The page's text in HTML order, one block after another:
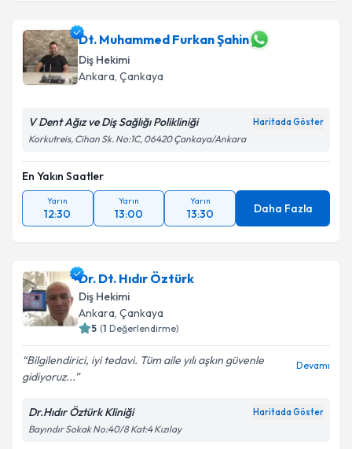
takvim hazırlandığında e-posta ile bilgilendireceğiz.
E-posta Adresiniz
Kişisel verilerimin işlenmesine ilişkin
Metni'ni okudum ve kişisel verilerimin belirtilen
kapsamda işlenmesini kabul ediyorum.
Takvim Talebini Gönder
Dt. Muhammed Furkan Şahin
Diş Hekimi
Ankara, Çankaya
V Dent Ağız ve Diş Sağlığı Polikliniği Haritada Göster
Korkutreis, Cihan Sk. No:1C, 06420 Çankaya/Ankara
En Yakın Saatler
Yarın
12:30
Yarın
13:00
Yarın
13:30 Daha Fazla
Dr. Dt. Hıdır Öztürk
Diş Hekimi
Ankara, Çankaya
5 (1 Değerlendirme)
Bilgilendirici, iyi tedavi. Tüm aile yılı aşkın güvenle
gidiyoruz...
Devamı
Dr.Hıdır Öztürk Kliniği Haritada Göster
Bayındır Sokak No:40/8 Kat:4 Kızılay